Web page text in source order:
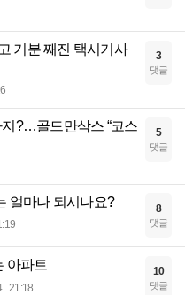
기분 째진 택시기사
3
댓글
?…골드만삭스 “코스
5
댓글
얼마나 되시나요? 8
댓글
아파트
21:18
10
댓글